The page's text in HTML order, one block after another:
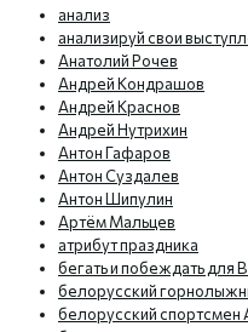
анализ
анализируй свои
Анатолий Рочев
Андрей Кондрашов
Андрей Краснов
Андрей Нутрихин
Антон Гафаров
Антон Суздалев
Антон Шипулин
Артём Мальцев
атрибут праздника
бегать и побеждать для
белорусский
белорусский спортсмен